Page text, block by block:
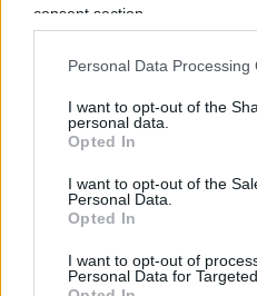
consent section.
Personal Data Processing
I want to opt-out of the
personal data.
Opted In
I want to opt-out of the
Personal Data.
Opted In
I want to opt-out of
Personal Data for
Rispondi
mauriziogiuntoli
7 Ottobre 2025, 20:04 20:04
Previsione. Mediaset ritira FI
centro. Il segretaio del PD
moderato e PD al centro con
maggioranza relativa. Per
nuovo al cattocomunismo. E’